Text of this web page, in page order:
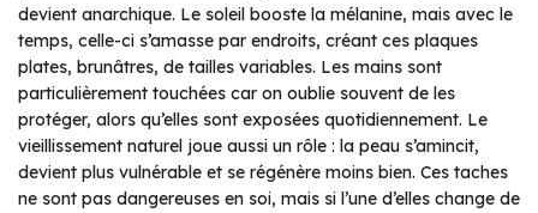
devient anarchique. Le soleil booste la mélanine, mais avec le
temps, celle-ci s’amasse par endroits, créant ces plaques
plates, brunâtres, de tailles variables. Les mains sont
particulièrement touchées car on oublie souvent de les
protéger, alors qu’elles sont exposées quotidiennement. Le
vieillissement naturel joue aussi un rôle : la peau s’amincit,
devient plus vulnérable et se régénère moins bien. Ces taches
ne sont pas dangereuses en soi, mais si l’une d’elles change de